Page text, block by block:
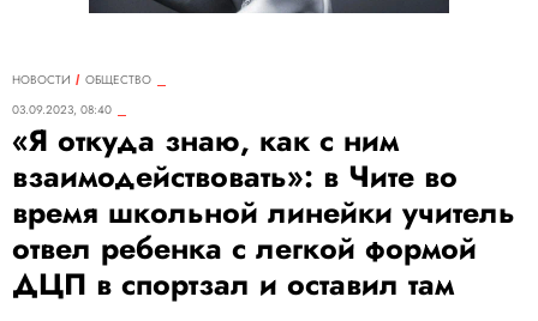
НОВОСТИ
ОБЩЕСТВО
03.09.2023, 08:40
«Я откуда знаю, как с ним
взаимодействовать»: в Чите во
время школьной линейки учитель
отвел ребенка с легкой формой
ДЦП в спортзал и оставил там